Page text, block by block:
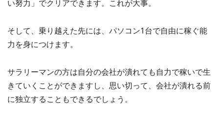
い努力」でクリアできます。これが大事。
そして、乗り越えた先には、パソコン1台で自由に稼ぐ能
力を身につけます。
サラリーマンの方は自分の会社が潰れても自力で稼いで生
きていくことができますし、思い切って、会社が潰れる前
に独立することもできるでしょう。